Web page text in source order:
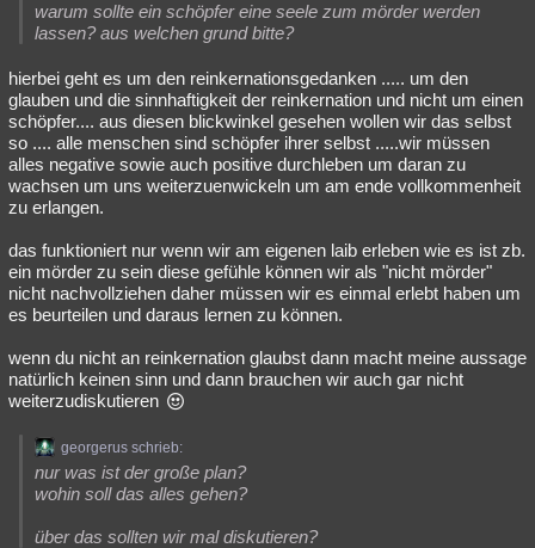
warum sollte ein schöpfer eine seele zum mörder werden
lassen? aus welchen grund bitte?
hierbei geht es um den reinkernationsgedanken ..... um den
glauben und die sinnhaftigkeit der reinkernation und nicht um einen
schöpfer.... aus diesen blickwinkel gesehen wollen wir das selbst
so .... alle menschen sind schöpfer ihrer selbst .....wir müssen
alles negative sowie auch positive durchleben um daran zu
wachsen um uns weiterzuenwickeln um am ende vollkommenheit
zu erlangen.
das funktioniert nur wenn wir am eigenen laib erleben wie es ist zb.
ein mörder zu sein diese gefühle können wir als "nicht mörder"
nicht nachvollziehen daher müssen wir es einmal erlebt haben um
es beurteilen und daraus lernen zu können.
wenn du nicht an reinkernation glaubst dann macht meine aussage
natürlich keinen sinn und dann brauchen wir auch gar nicht
weiterzudiskutieren
georgerus schrieb:
nur was ist der große plan?
wohin soll das alles gehen?
über das sollten wir mal diskutieren?